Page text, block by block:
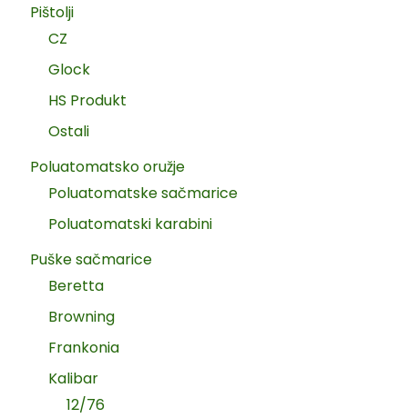
Pištolji
CZ
Glock
HS Produkt
Ostali
Poluatomatsko oružje
Poluatomatske sačmarice
Poluatomatski karabini
Puške sačmarice
Beretta
Browning
Frankonia
Kalibar
12/76